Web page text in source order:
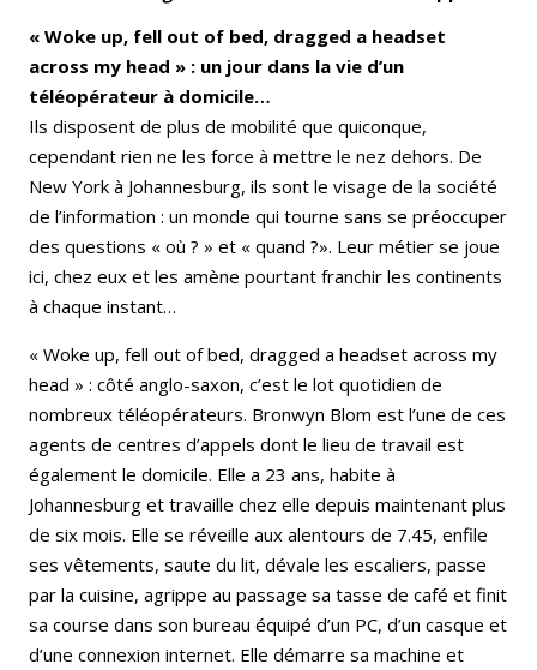
« Woke up, fell out of bed, dragged a headset
across my head » : un jour dans la vie d’un
téléopérateur à domicile…
Ils disposent de plus de mobilité que quiconque,
cependant rien ne les force à mettre le nez dehors. De
New York à Johannesburg, ils sont le visage de la société
de l’information : un monde qui tourne sans se préoccuper
des questions « où ? » et « quand ?». Leur métier se joue
ici, chez eux et les amène pourtant franchir les continents
à chaque instant…
« Woke up, fell out of bed, dragged a headset across my
head » : côté anglo-saxon, c’est le lot quotidien de
nombreux téléopérateurs. Bronwyn Blom est l’une de ces
agents de centres d’appels dont le lieu de travail est
également le domicile. Elle a 23 ans, habite à
Johannesburg et travaille chez elle depuis maintenant plus
de six mois. Elle se réveille aux alentours de 7.45, enfile
ses vêtements, saute du lit, dévale les escaliers, passe
par la cuisine, agrippe au passage sa tasse de café et finit
sa course dans son bureau équipé d’un PC, d’un casque et
d’une connexion internet. Elle démarre sa machine et